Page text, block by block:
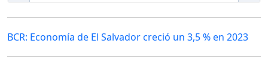
BCR: Economía de El Salvador creció un 3,5 % en 2023